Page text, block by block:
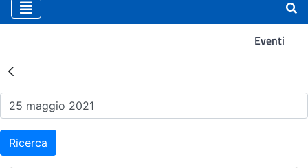
Eventi
Risultati della Ricerca -
Ricerca